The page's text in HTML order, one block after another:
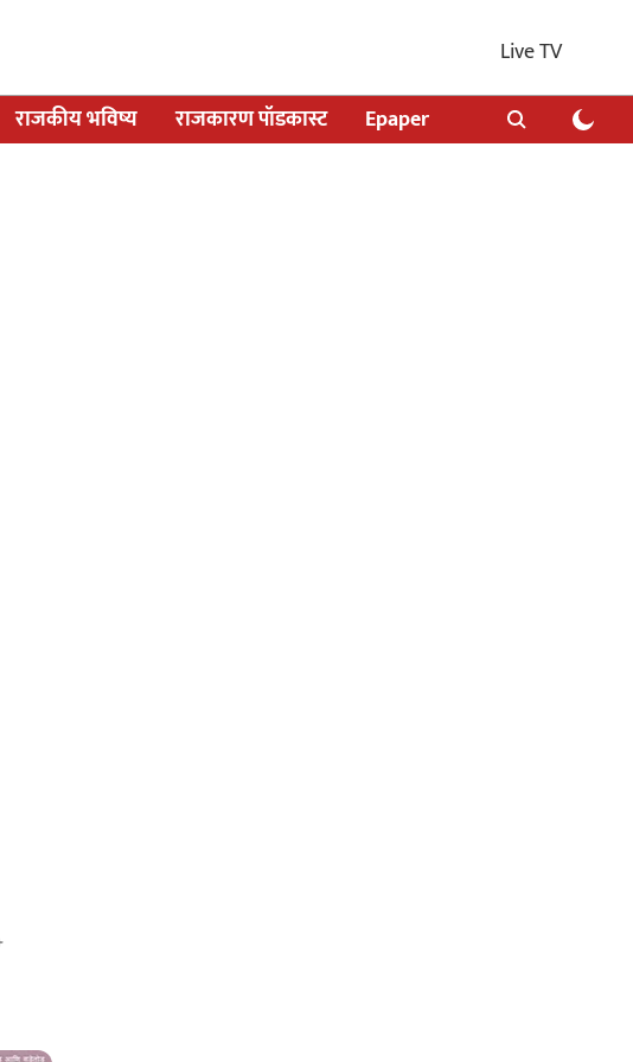
Live TV
राजकीय भविष्य राजकारण पॉडकास्ट Epaper